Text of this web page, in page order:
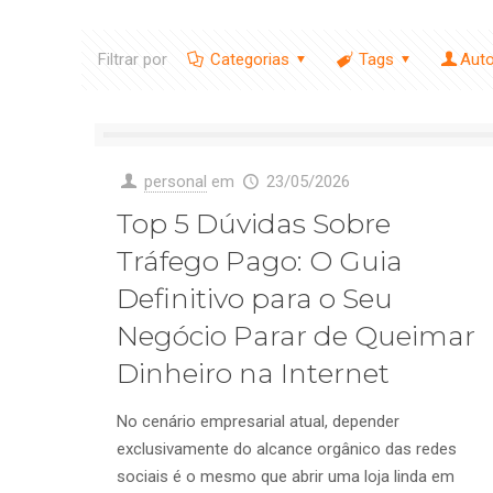
Filtrar por Categorias Tags
personal em 23/05/2026
Top 5 Dúvidas Sobre
Tráfego Pago: O Guia
Definitivo para o Seu
Negócio Parar de Queimar
Dinheiro na Internet
No cenário empresarial atual, depender
exclusivamente do alcance orgânico das redes
sociais é o mesmo que abrir uma loja linda em